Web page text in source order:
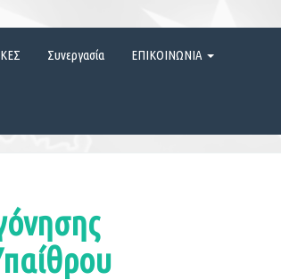
Συνεργασία ΕΠΙΚΟΙΝΩΝΙΑ